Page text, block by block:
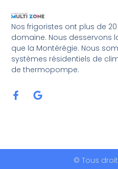
Nos frigoristes ont plus de
domaine. Nous desservons
que la Montérégie. Nous
systèmes résidentiels de
de thermopompe.
© Tous